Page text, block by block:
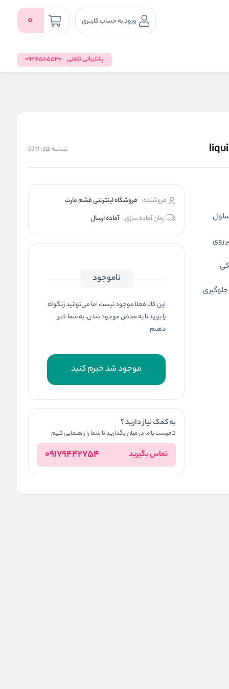
ورود به حساب کاربری 0
پشتیبانی تلفنی 09216585530
شناسه کالا: 3311
روی
فروشنده: فروشگاه اینترنتی قشم مارت
زمان آماده سازی: آماده ارسال
ناموجود
این کالا فعلا موجود نیست اما می‌توانید زنگوله
را بزنید تا به محض موجود شدن، به شما خبر
دهیم
موجود شد خبرم کنید
به کمک نیاز دارید ؟
کافیست با ما در میان بگذارید تا شما را راهنمایی کنیم
تماس بگیرید 09179442754